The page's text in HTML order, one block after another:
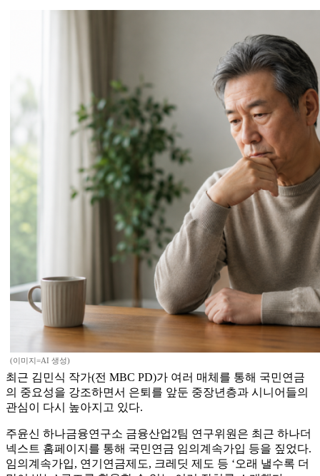
(이미지=AI 생성)
최근 김민식 작가(전 MBC PD)가 여러 매체를 통해 국민연금
의 중요성을 강조하면서 은퇴를 앞둔 중장년층과 시니어들의
관심이 다시 높아지고 있다.
주윤신 하나금융연구소 금융산업2팀 연구위원은 최근 하나더
넥스트 홈페이지를 통해 국민연금 임의계속가입 등을 짚었다.
임의계속가입, 연기연금제도, 크레딧 제도 등 ‘오래 낼수록 더